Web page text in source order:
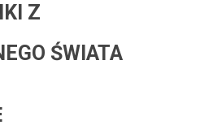
Z
ŚWIATA